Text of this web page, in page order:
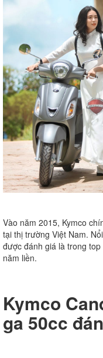
Vào năm 2015, Kymco
tại thị trường Việt Nam.
được đánh giá là trong
năm liền.
Kymco
ga 50cc